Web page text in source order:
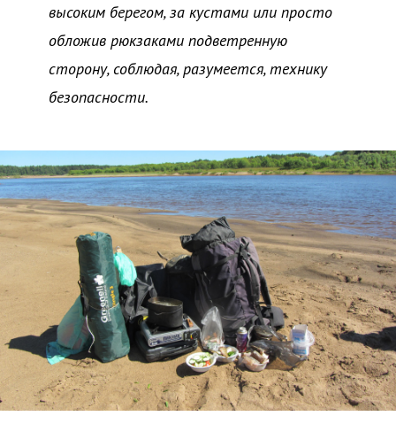
высоким берегом, за кустами или просто
обложив рюкзаками подветренную
сторону, соблюдая, разумеется, технику
безопасности.